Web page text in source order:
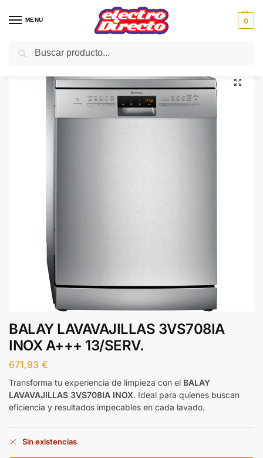
MENU 0
Inicio Gama blanca Lavavajillas
BALAY LAVAVAJILLAS 3VS708IA
INOX A+++ 13/SERV.
671,93 €
Transforma tu experiencia de limpieza con el BALAY
LAVAVAJILLAS 3VS708IA INOX. Ideal para quienes buscan
eficiencia y resultados impecables en cada lavado.
Sin existencias